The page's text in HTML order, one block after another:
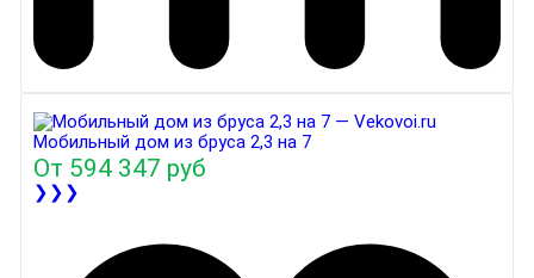
Мобильный дом из бруса 2,3 на 7
От 594 347 руб
❯❯❯